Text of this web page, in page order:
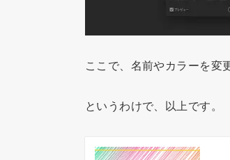
ここで、名前やカラーを変
というわけで、以上です。